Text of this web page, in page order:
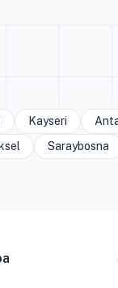
Kayseri
Saraybosna